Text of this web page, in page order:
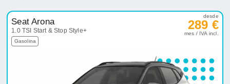
Seat Arona
1.0 TSI Start & Stop Style+
Gasolina
desde
289 €
mes / IVA incl.